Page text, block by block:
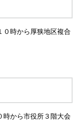
時から厚狭地区複合
から市役所３階大会